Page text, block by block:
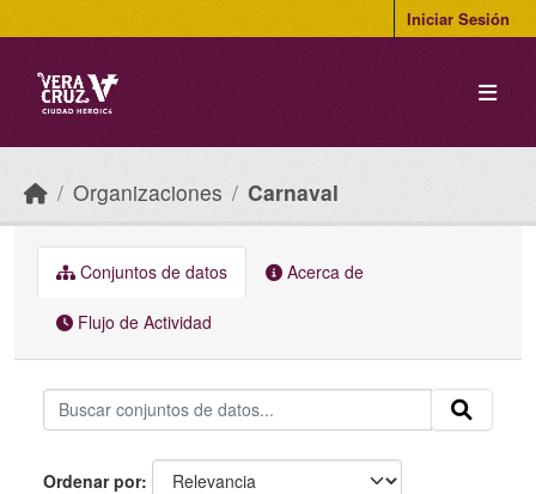
Iniciar Sesión
Organizaciones Carnaval
Conjuntos de datos Acerca de
Flujo de Actividad
Ordenar por